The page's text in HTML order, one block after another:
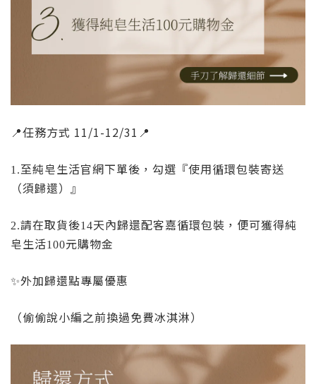
📍任務方式 11/1-12/31 📍
1.至純皂生活官網下單後，勾選『使用循環包裝寄送
（須歸還）』
2.請在取貨後14天內歸還配客嘉循環包裝，便可獲得純
皂生活100元購物金
✨外加歸還點專屬優惠
（偷偷說小編之前換過免費冰淇淋）